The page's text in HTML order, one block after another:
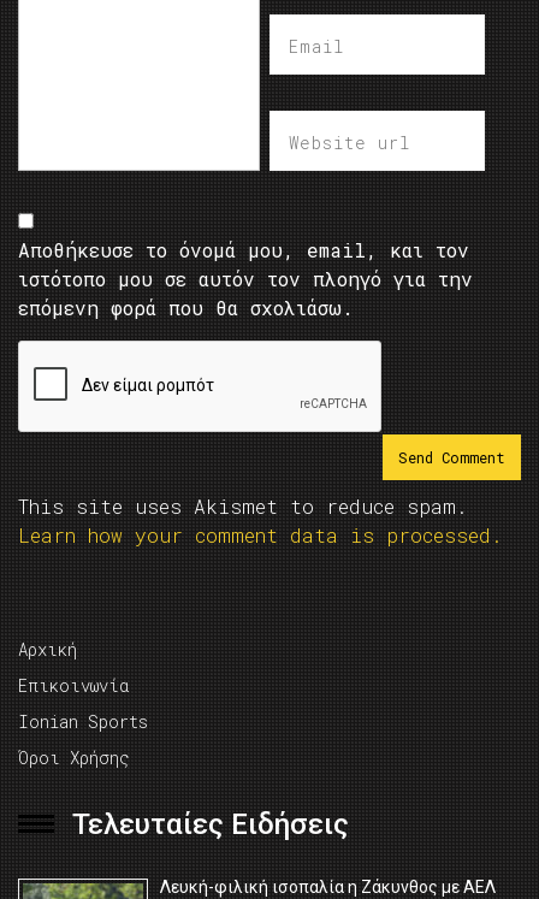
Αποθήκευσε το όνομά μου, email, και τον
ιστότοπο μου σε αυτόν τον πλοηγό για την
επόμενη φορά που θα σχολιάσω.
This site uses Akismet to reduce spam.
Learn how your comment data is processed.
Αρχική
Επικοινωνία
Ionian Sports
Όροι Χρήσης
Τελευταίες Ειδήσεις
Λευκή-φιλική ισοπαλία η Ζάκυνθος με ΑΕΛ